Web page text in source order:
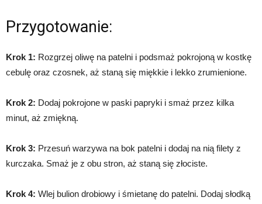
Przygotowanie:
Krok 1: Rozgrzej oliwę na patelni i podsmaż pokrojoną w kostkę
cebulę oraz czosnek, aż staną się miękkie i lekko zrumienione.
Krok 2: Dodaj pokrojone w paski papryki i smaż przez kilka
minut, aż zmiękną.
Krok 3: Przesuń warzywa na bok patelni i dodaj na nią filety z
kurczaka. Smaż je z obu stron, aż staną się złociste.
Krok 4: Wlej bulion drobiowy i śmietanę do patelni. Dodaj słodką